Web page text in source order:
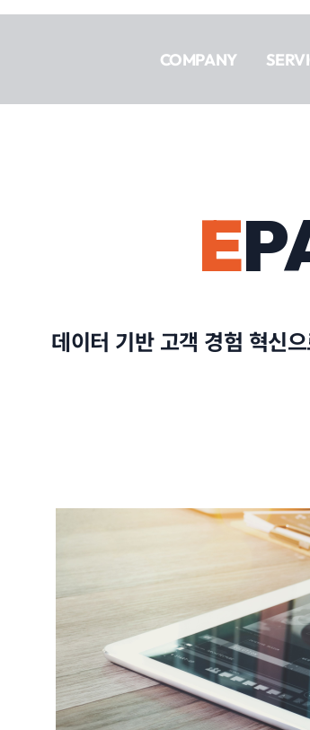
COMPANY
업
E
데이터 기반 고객 경험 혁신